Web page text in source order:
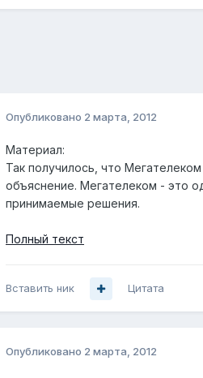
Опубликовано 2 марта, 2012
Материал:
Так получилось, что
объяснение. Мегателеком - это
принимаемые решения.
Полный текст
Вставить ник Цитата
Опубликовано 2 марта, 2012